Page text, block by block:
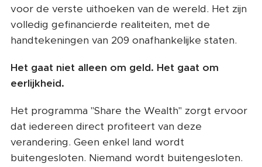
voor de verste uithoeken van de wereld. Het zijn
volledig gefinancierde realiteiten, met de
handtekeningen van 209 onafhankelijke staten.
Het gaat niet alleen om geld. Het gaat om
eerlijkheid.
Het programma "Share the Wealth" zorgt ervoor
dat iedereen direct profiteert van deze
verandering. Geen enkel land wordt
buitengesloten. Niemand wordt buitengesloten.